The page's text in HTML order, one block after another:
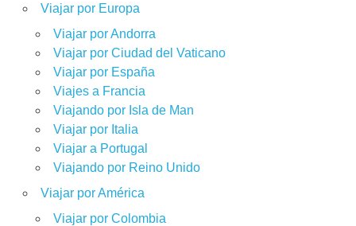
Viajar por Europa
Viajar por Andorra
Viajar por Ciudad del Vaticano
Viajar por España
Viajes a Francia
Viajando por Isla de Man
Viajar por Italia
Viajar a Portugal
Viajando por Reino Unido
Viajar por América
Viajar por Colombia